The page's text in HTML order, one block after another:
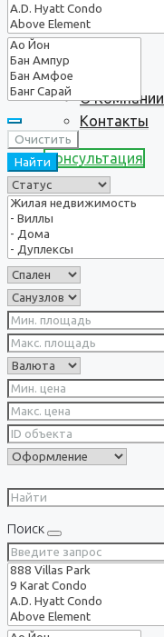
О нас
О Компании
Контакты
Консультация
Очистить
Найти
Поиск